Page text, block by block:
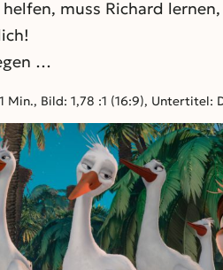
muss Richard
…
Min., Bild: 1,78 :1 (16:9),